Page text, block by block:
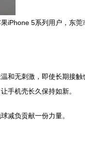
iPhone 5系列用户，东
和无刺激，即使长期接
手机壳长久保持如新。
减负贡献一份力量。